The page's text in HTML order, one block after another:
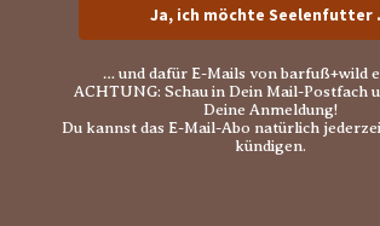
Ja, ich möchte Seelenfutter
… und dafür E-Mails von barfuß+wild
ACHTUNG: Schau in Dein Mail-Postfach
Deine Anmeldung!
Du kannst das E-Mail-Abo natürlich
kündigen.